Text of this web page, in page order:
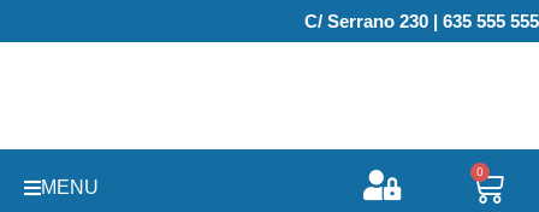
al
C/ Serrano 230 | 635 555 555
MENU
0